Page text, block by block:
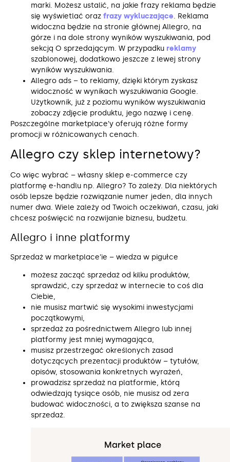
marki. Możesz ustalić, na jakie frazy reklama będzie
się wyświetlać oraz frazy wykluczające. Reklama
widoczna będzie na stronie głównej Allegro, na
górze i na dole strony wyników wyszukiwania, pod
sekcją O sprzedającym. W przypadku reklamy
szablonowej, dodatkowo jeszcze z lewej strony
wyników wyszukiwania.
Allegro ads – to reklamy, dzięki którym zyskasz
widoczność w wynikach wyszukiwania Google.
Użytkownik, już z poziomu wyników wyszukiwania
zobaczy zdjęcie produktu, jego nazwę i cenę.
Poszczególne marketplace’y oferują różne formy
promocji w różnicowanych cenach.
Allegro czy sklep internetowy?
Co więc wybrać – własny sklep e-commerce czy
platformę e-handlu np. Allegro? To zależy. Dla niektórych
osób lepsze będzie rozwiązanie numer jeden, dla innych
numer dwa. Wiele zależy od Twoich oczekiwań, czasu, jaki
chcesz poświęcić na rozwijanie biznesu, budżetu.
Allegro i inne platformy
Sprzedaż w marketplace’ie – wiedza w pigułce
możesz zacząć sprzedaż od kilku produktów,
sprawdzić, czy sprzedaż w internecie to coś dla
Ciebie,
nie musisz martwić się wysokimi inwestycjami
początkowymi,
sprzedaż za pośrednictwem Allegro lub innej
platformy jest mniej wymagająca,
musisz przestrzegać określonych zasad
dotyczących prezentacji produktów – tytułów,
opisów, stosowania konkretnych wyrażeń,
prowadzisz sprzedaż na platformie, którą
odwiedzają tysiące osób, nie musisz od zera
budować widoczności, a to zwiększa szanse na
sprzedaż.